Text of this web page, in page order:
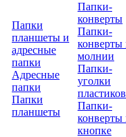
Папки
планшеты и
адресные
папки
Адресные
папки
Папки
планшеты
Папки-
конверты
Папки-
конверты
молнии
Папки-
уголки
Папки-
конверты
кнопке